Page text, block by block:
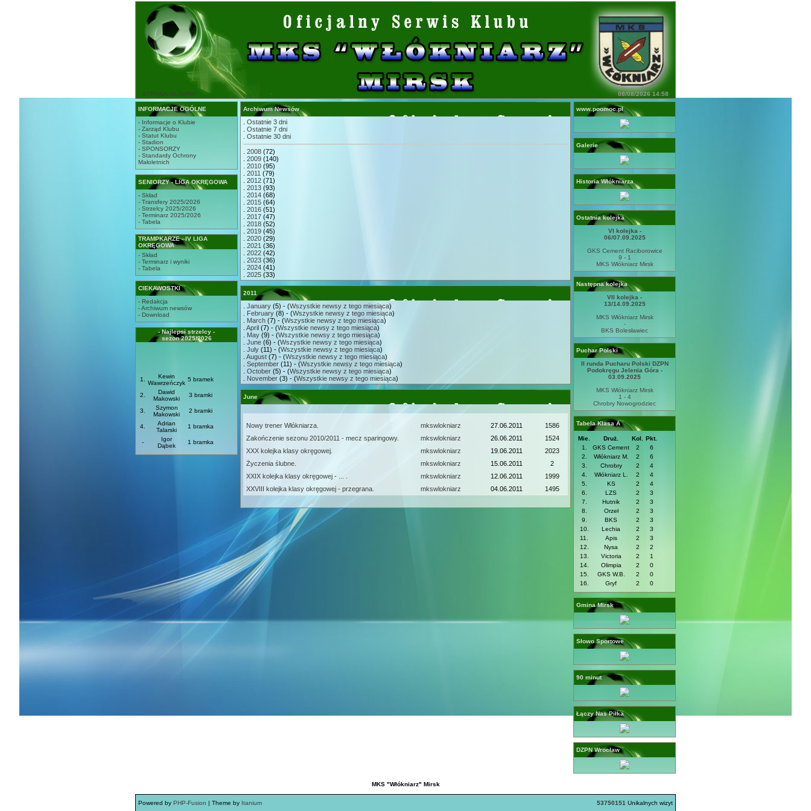
STRONA GŁÓWNA 08/08/2026 14:58
INFORMACJE OGÓLNE
- Informacje o Klubie
- Zarząd Klubu
- Statut Klubu
- Stadion
- SPONSORZY
- Standardy Ochrony
Małoletnich
SENIORZY - LIGA OKRĘGOWA
- Skład
- Transfery 2025/2026
- Strzelcy 2025/2026
- Terminarz 2025/2026
- Tabela
TRAMPKARZE - IV LIGA
OKRĘGOWA
- Skład
- Terminarz i wyniki
- Tabela
CIEKAWOSTKI
- Redakcja
- Archiwum newsów
- Download
- Najlepsi strzelcy -
sezon 2025/2026
1.
Kewin
Wawrzeńczyk
5 bramek
2.
Dawid
Makowski
3 bramki
3.
Szymon
Makowski
2 bramki
4.
Adrian
Talarski
1 bramka
-
Igor
Dąbek
1 bramka
Archiwum Newsów
Ostatnie 3 dni
Ostatnie 7 dni
Ostatnie 30 dni
2008 (72)
2009 (140)
2010 (95)
2011 (79)
2012 (71)
2013 (93)
2014 (68)
2015 (64)
2016 (51)
2017 (47)
2018 (52)
2019 (45)
2020 (29)
2021 (36)
2022 (42)
2023 (36)
2024 (41)
2025 (33)
2011
January (5) - (Wszystkie newsy z tego miesiąca)
February (8) - (Wszystkie newsy z tego miesiąca)
March (7) - (Wszystkie newsy z tego miesiąca)
April (7) - (Wszystkie newsy z tego miesiąca)
May (9) - (Wszystkie newsy z tego miesiąca)
June (6) - (Wszystkie newsy z tego miesiąca)
July (11) - (Wszystkie newsy z tego miesiąca)
August (7) - (Wszystkie newsy z tego miesiąca)
September (11) - (Wszystkie newsy z tego miesiąca)
October (5) - (Wszystkie newsy z tego miesiąca)
November (3) - (Wszystkie newsy z tego miesiąca)
June
Nowy trener Włókniarza. mkswlokniarz 27.06.2011
1586
Zakończenie sezonu 2010/2011 - mecz sparingowy.
mkswlokniarz 26.06.2011
1524
XXX kolejka klasy okręgowej.
mkswlokniarz 19.06.2011
2023
Życzenia ślubne.
mkswlokniarz 15.06.2011
2
XXIX kolejka klasy okręgowej - ... .
mkswlokniarz 12.06.2011
1999
XXVIII kolejka klasy okręgowej - przegrana.
mkswlokniarz 04.06.2011 1495
www.poomoc.pl
Galerie
Historia Włókniarza
Ostatnia kolejka
VI kolejka -
06/07.09.2025
GKS Cement Raciborowice
9 - 1
MKS Włókniarz Mirsk
Następna kolejka
VII kolejka -
13/14.09.2025
MKS Włókniarz Mirsk
-
BKS Bolesławiec
Puchar Polski
II runda Pucharu Polski DZPN
Podokręgu Jelenia Góra -
03.09.2025
MKS Włókniarz Mirsk
1 - 4
Chrobry Nowogrodziec
Tabela Klasa A
Mie. Druż. Kol.
Pkt.
1.
GKS Cement 2
6
2.
Włókniarz M. 2
6
3.
Chrobry 2
4
4.
Włókniarz L. 2
4
5.
KS 2
4
6.
LZS 2
3
7.
Hutnik 2
3
8.
Orzeł 2
3
9.
BKS 2
3
10.
Lechia 2
3
11.
Apis 2
3
12.
Nysa 2
2
13.
Victoria 2
1
14.
Olimpia 2
0
15.
GKS W.B. 2
0
16.
Gryf 2 0
Gmina Mirsk
Słowo Sportowe
90 minut
Łączy Nas Piłka
DZPN Wrocław
MKS "Włókniarz" Mirsk
Powered by PHP-Fusion | Theme by Itanium 53750151 Unikalnych wizyt